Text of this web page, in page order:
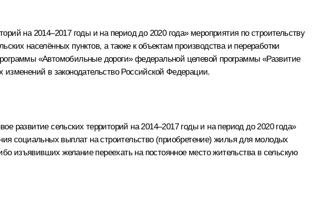
на 2014–2017 годы и на период до 2020 года» мероприятия по строительству
населённых пунктов, а также к объектам производства и переработки
«Автомобильные дороги» федеральной целевой программы «Развитие
в законодательство Российской Федерации.
развитие сельских территорий на 2014–2017 годы и на период до 2020 года»
социальных выплат на строительство (приобретение) жилья для молодых
желание переехать на постоянное место жительства в сельскую